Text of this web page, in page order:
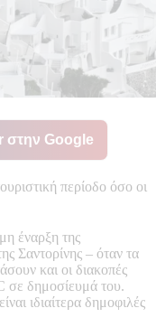
στην Google
περίοδο όσο οι
έναρξη της
Σαντορίνης – όταν τα
και οι διακοπές
σε δημοσίευμά του.
ιδιαίτερα δημοφιλές